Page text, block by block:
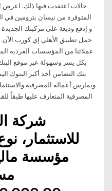
حالات اعتقدت فيها ذلك.
المتوفرة من نيسان بترومين في
و إدفع وديعة على مركبتك
حمل تطبيق الأهلي إي كورب
عملائنا من المؤسسات الفردية
بكل يسر وسهولة عبر موقع البنك
ويمارس أعماله المصرفية
المصرفية المتعارف عليها طبقاً
شركة
للاستثمار،
مؤسسة